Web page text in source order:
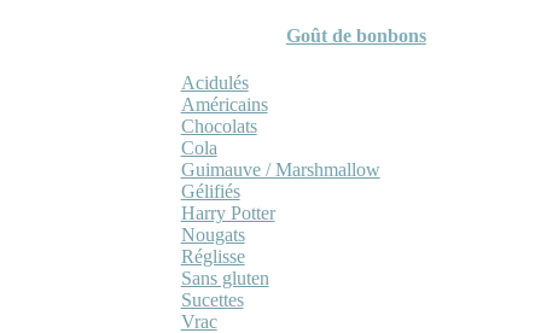
Goût de bonbons
Acidulés
Américains
Chocolats
Cola
Guimauve / Marshmallow
Gélifiés
Harry Potter
Nougats
Réglisse
Sans gluten
Sucettes
Vrac